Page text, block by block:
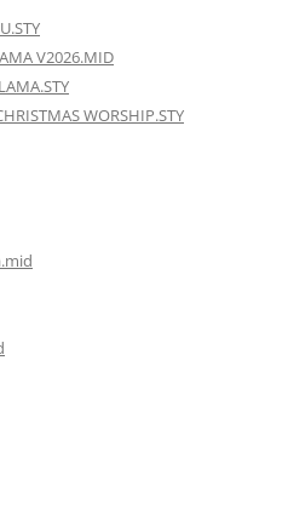
V2026.MID
WORSHIP.STY